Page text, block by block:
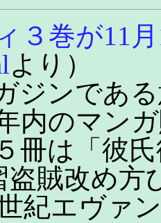
３巻が11
より）
ジンであ
内のマン
冊は「彼
盗賊改め
紀エヴァ